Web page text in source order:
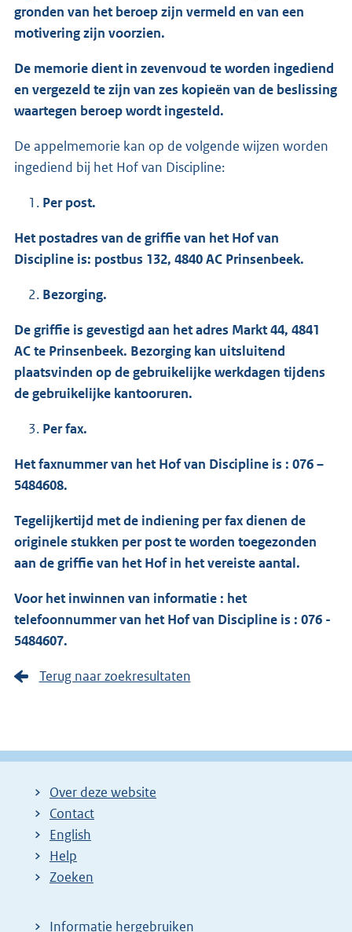
gronden van het beroep zijn vermeld en van een
motivering zijn voorzien.
De memorie dient in zevenvoud te worden ingediend
en vergezeld te zijn van zes kopieën van de beslissing
waartegen beroep wordt ingesteld.
De appelmemorie kan op de volgende wijzen worden
ingediend bij het Hof van Discipline:
Per post.
Het postadres van de griffie van het Hof van
Discipline is: postbus 132, 4840 AC Prinsenbeek.
Bezorging.
De griffie is gevestigd aan het adres Markt 44, 4841
AC te Prinsenbeek. Bezorging kan uitsluitend
plaatsvinden op de gebruikelijke werkdagen tijdens
de gebruikelijke kantooruren.
Per fax.
Het faxnummer van het Hof van Discipline is : 076 –
5484608.
Tegelijkertijd met de indiening per fax dienen de
originele stukken per post te worden toegezonden
aan de griffie van het Hof in het vereiste aantal.
Voor het inwinnen van informatie : het
telefoonnummer van het Hof van Discipline is : 076 -
5484607.
Terug naar zoekresultaten
Over deze website
Contact
English
Help
Zoeken
Informatie hergebruiken